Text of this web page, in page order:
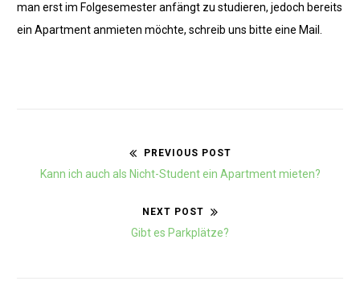
man erst im Folgesemester anfängt zu studieren, jedoch bereits
ein Apartment anmieten möchte, schreib uns bitte eine Mail.
BeitragsnavigationPREVIOUS POST
Previous
Kann ich auch als Nicht-Student ein Apartment mieten?
NEXT POST
Next
Gibt es Parkplätze?